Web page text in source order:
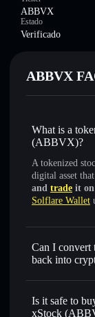
ABBVX
Estado
Verificado
ABBVX
What is a
(ABBVX)?
A tokenized
digital asset
and trade it on
Solflare Wallet
Can I
back into
Is it safe to
xStock